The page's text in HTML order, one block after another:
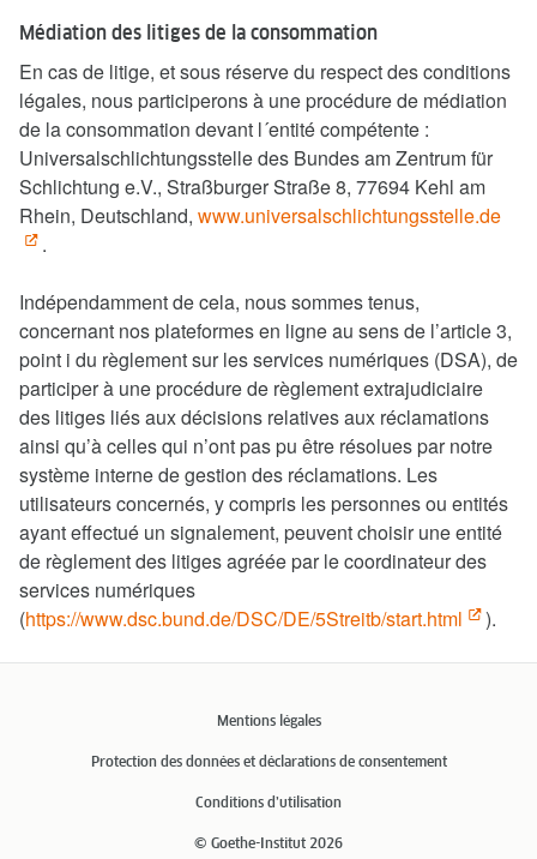
Médiation des litiges de la consommation
En cas de litige, et sous réserve du respect des conditions
légales, nous participerons à une procédure de médiation
de la consommation devant l´entité compétente :
Universalschlichtungsstelle des Bundes am Zentrum für
Schlichtung e.V., Straßburger Straße 8, 77694 Kehl am
Rhein, Deutschland, www.universalschlichtungsstelle.de
.
Indépendamment de cela, nous sommes tenus,
concernant nos plateformes en ligne au sens de l’article 3,
point i du règlement sur les services numériques (DSA), de
participer à une procédure de règlement extrajudiciaire
des litiges liés aux décisions relatives aux réclamations
ainsi qu’à celles qui n’ont pas pu être résolues par notre
système interne de gestion des réclamations. Les
utilisateurs concernés, y compris les personnes ou entités
ayant effectué un signalement, peuvent choisir une entité
de règlement des litiges agréée par le coordinateur des
services numériques
(https://www.dsc.bund.de/DSC/DE/5Streitb/start.html ).
Mentions légales
Protection des données et déclarations de consentement
Conditions d’utilisation
© Goethe-Institut 2026